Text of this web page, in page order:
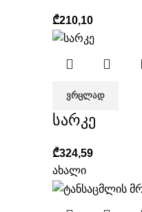
₾210,10
ᲕᲠᲪᲚᲐᲓ
სარკე
₾324,59
ახალი